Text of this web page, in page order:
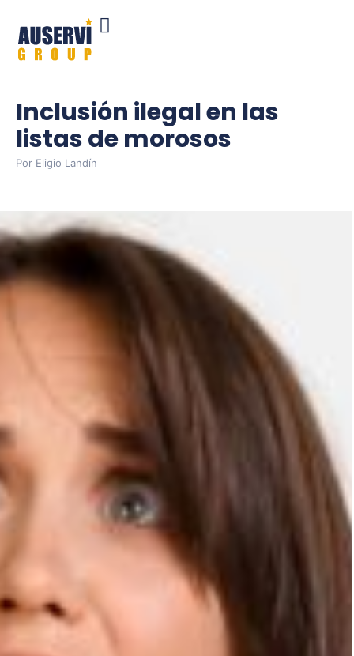
Inclusión ilegal en las
listas de morosos
Por Eligio Landín